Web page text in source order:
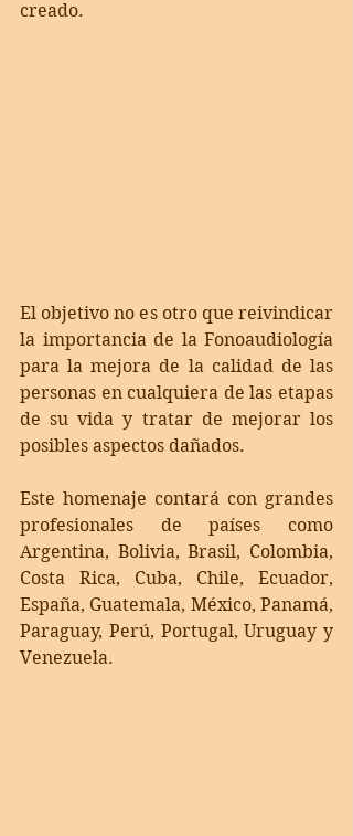
creado.
El objetivo no es otro que reivindicar
la importancia de la Fonoaudiología
para la mejora de la calidad de las
personas en cualquiera de las etapas
de su vida y tratar de mejorar los
posibles aspectos dañados.
Este homenaje contará con grandes
profesionales de países como
Argentina, Bolivia, Brasil, Colombia,
Costa Rica, Cuba, Chile, Ecuador,
España, Guatemala, México, Panamá,
Paraguay, Perú, Portugal, Uruguay y
Venezuela.